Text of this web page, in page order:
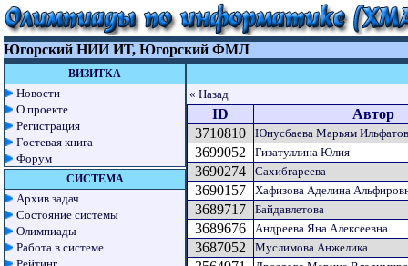
Югорский НИИ ИТ, Югорский ФМЛ
ВИЗИТКА
Новости
О проекте
Регистрация
Гостевая книга
Форум
СИСТЕМА
Архив задач
Состояние системы
Олимпиады
Работа в системе
« Назад
ID
Автор
3710810
Юнусбаева Марьям
3699052 Гизатуллина Юлия
3690274 Сахибгареева
3690157 Хафизова Аделина
3689717 Байдавлетова
3689676 Андреева Яна Алексеевна
3687052 Муслимова Анжелика